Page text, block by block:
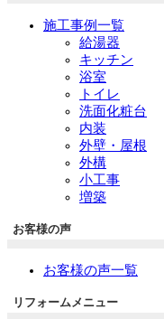
施工事例一覧
給湯器
キッチン
浴室
トイレ
洗面化粧台
内装
外壁・屋根
外構
小工事
増築
お客様の声
お客様の声一覧
リフォームメニュー